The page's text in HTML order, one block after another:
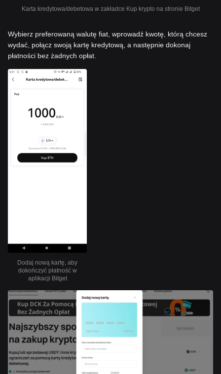
Karta kredytowa/debetowa w zakładce Kup krypto na stronie Bitget
Wybierz preferowaną walutę fiat, wprowadź kwotę, którą chcesz
wydać, połącz swoją kartę kredytową, a następnie dokonaj
płatności bez żadnych opłat.
Dodaj nową kartę, aby
dokończyć płatność w
aplikacji Bitget